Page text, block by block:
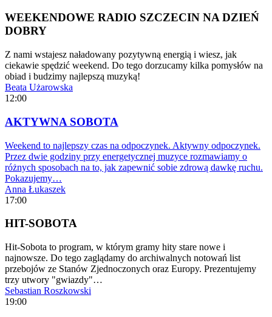
WEEKENDOWE RADIO SZCZECIN NA DZIEŃ
DOBRY
Z nami wstajesz naładowany pozytywną energią i wiesz, jak
ciekawie spędzić weekend. Do tego dorzucamy kilka pomysłów na
obiad i budzimy najlepszą muzyką!
Beata Użarowska
12:00
AKTYWNA SOBOTA
Weekend to najlepszy czas na odpoczynek. Aktywny odpoczynek.
Przez dwie godziny przy energetycznej muzyce rozmawiamy o
różnych sposobach na to, jak zapewnić sobie zdrową dawkę ruchu.
Pokazujemy…
Anna Łukaszek
17:00
HIT-SOBOTA
Hit-Sobota to program, w którym gramy hity stare nowe i
najnowsze. Do tego zaglądamy do archiwalnych notowań list
przebojów ze Stanów Zjednoczonych oraz Europy. Prezentujemy
trzy utwory "gwiazdy"…
Sebastian Roszkowski
19:00